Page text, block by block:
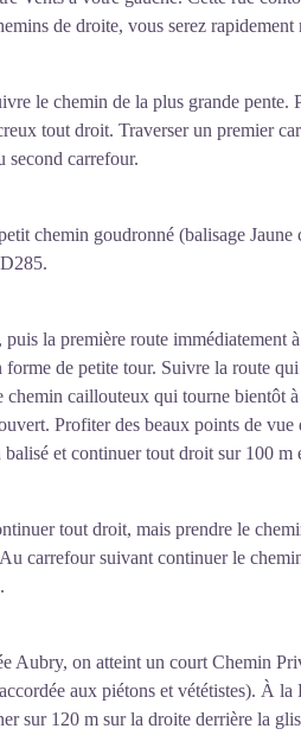
de droite, vous serez rapidement
le chemin de la plus grande pente.
tout droit. Traverser un premier
second carrefour.
chemin goudronné (balisage
la première route immédiatement
forme de petite tour. Suivre la route
chemin caillouteux qui tourne bientôt
Profiter des beaux points de vue
et continuer tout droit sur 100 m
tout droit, mais prendre le
carrefour suivant continuer le
Aubry, on atteint un court Chemin
aux piétons et vététistes). À
sur 120 m sur la droite derrière la